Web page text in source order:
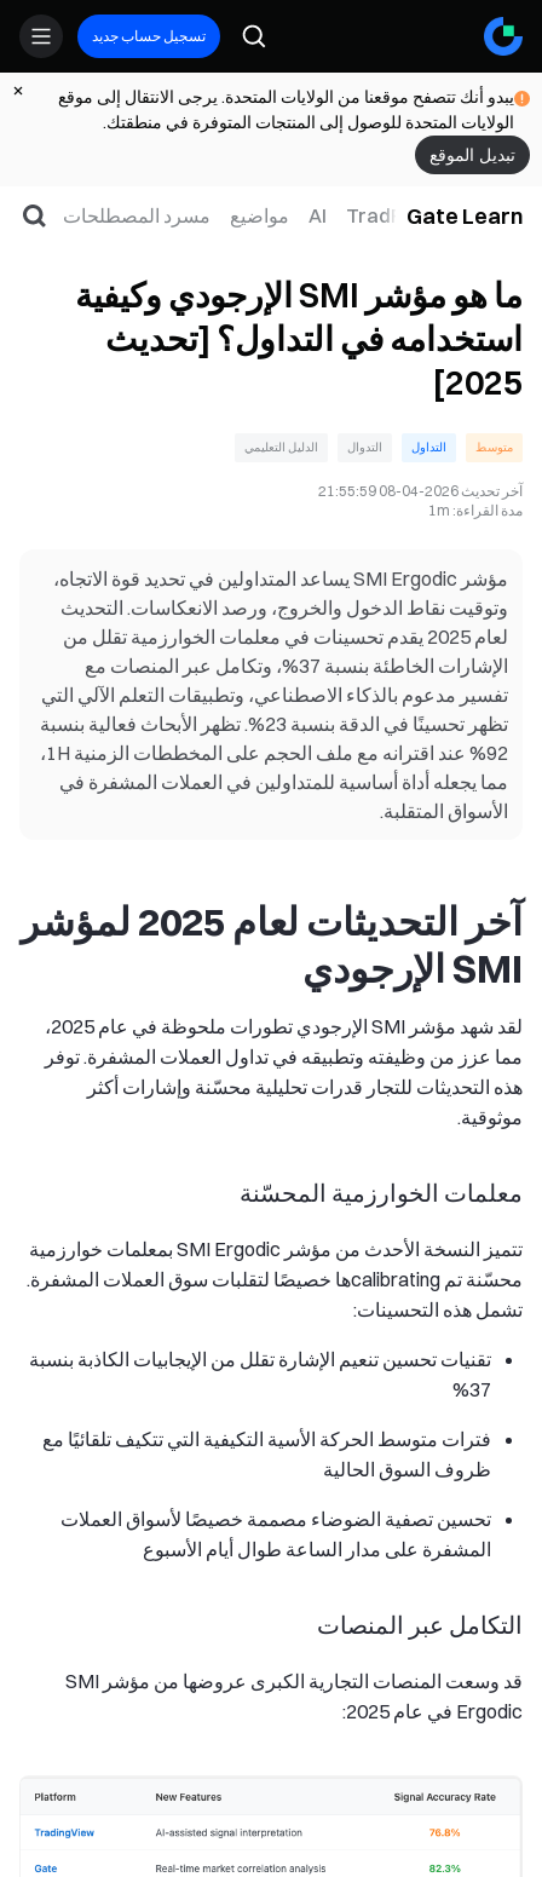
تسجيل حساب جديد
يبدو أنك تتصفح موقعنا من الولايات المتحدة. يرجى الانتقال إلى موقع
الولايات المتحدة للوصول إلى المنتجات المتوفرة في منطقتك.
تبديل الموقع
Gate Learn
ويب3 TradFi
AI مواضيع مسرد المصطلحات
ما هو مؤشر SMI الإرجودي وكيفية
استخدامه في التداول؟ [تحديث
2025]
متوسط التداول التدوال الدليل التعليمي
آخر تحديث2026-04-08 21:55:59
مدة القراءة:
1m
مؤشر SMI Ergodic يساعد المتداولين في تحديد قوة الاتجاه،
وتوقيت نقاط الدخول والخروج، ورصد الانعكاسات. التحديث
لعام 2025 يقدم تحسينات في معلمات الخوارزمية تقلل من
الإشارات الخاطئة بنسبة 37%، وتكامل عبر المنصات مع
تفسير مدعوم بالذكاء الاصطناعي، وتطبيقات التعلم الآلي التي
تظهر تحسينًا في الدقة بنسبة 23%. تظهر الأبحاث فعالية بنسبة
92% عند اقترانه مع ملف الحجم على المخططات الزمنية 1H،
مما يجعله أداة أساسية للمتداولين في العملات المشفرة في
الأسواق المتقلبة.
آخر التحديثات لعام 2025 لمؤشر
SMI الإرجودي
لقد شهد مؤشر SMI الإرجودي تطورات ملحوظة في عام 2025،
مما عزز من وظيفته وتطبيقه في تداول العملات المشفرة. توفر
هذه التحديثات للتجار قدرات تحليلية محسّنة وإشارات أكثر
موثوقية.
معلمات الخوارزمية المحسّنة
تتميز النسخة الأحدث من مؤشر SMI Ergodic بمعلمات خوارزمية
محسّنة تم calibratingها خصيصًا لتقلبات سوق العملات المشفرة.
تشمل هذه التحسينات:
تقنيات تحسين تنعيم الإشارة تقلل من الإيجابيات الكاذبة بنسبة
37%
فترات متوسط الحركة الأسية التكيفية التي تتكيف تلقائيًا مع
ظروف السوق الحالية
تحسين تصفية الضوضاء مصممة خصيصًا لأسواق العملات
المشفرة على مدار الساعة طوال أيام الأسبوع
التكامل عبر المنصات
قد وسعت المنصات التجارية الكبرى عروضها من مؤشر SMI
Ergodic في عام 2025: